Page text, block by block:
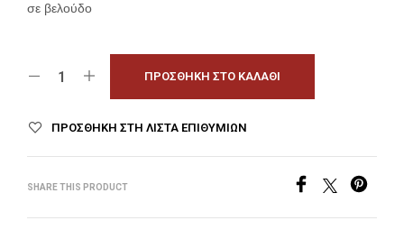
σε βελούδο
ΠΡΟΣΘΉΚΗ ΣΤΟ ΚΑΛΆΘΙ
ΠΡΟΣΘΉΚΗ ΣΤΗ ΛΊΣΤΑ ΕΠΙΘΥΜΙΏΝ
SHARE THIS PRODUCT